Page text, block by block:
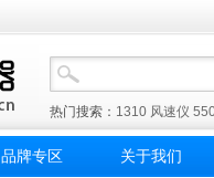
热门搜索： 1310 风速仪
品牌专区 关于我们